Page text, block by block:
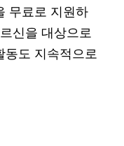
무료로 지원하
신을 대상으로
동도 지속적으로